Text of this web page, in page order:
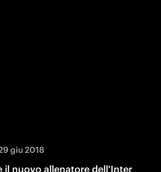
giu 2018
il nuovo allenatore dell'Inter